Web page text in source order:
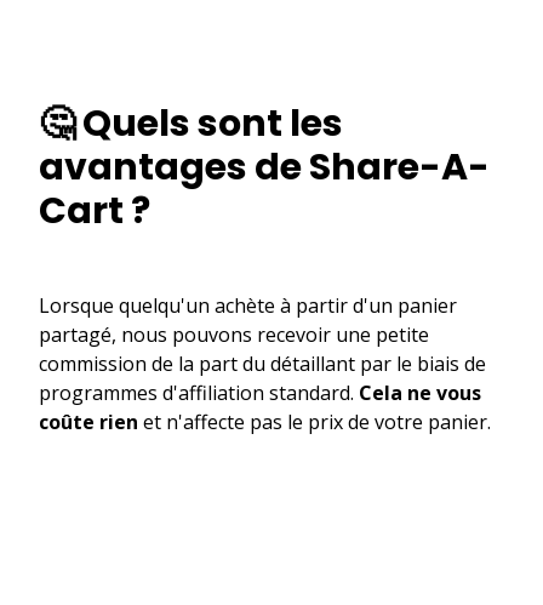
🤔 Quels sont les
avantages de Share-A-
Cart ?
Lorsque quelqu'un achète à partir d'un panier
partagé, nous pouvons recevoir une petite
commission de la part du détaillant par le biais de
programmes d'affiliation standard. Cela ne vous
coûte rien et n'affecte pas le prix de votre panier.